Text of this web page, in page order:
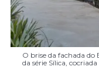
O brise da fachada do
da série Sílica,